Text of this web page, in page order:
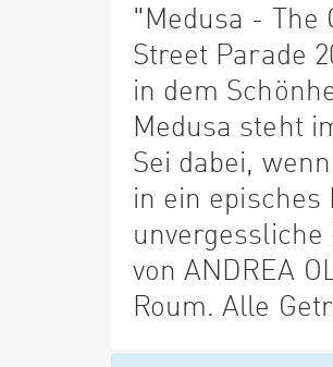
"Medusa - The
Street Parade
in dem
Medusa steht
Sei dabei,
in ein episches
unvergessliche
von ANDREA
Roum. Alle